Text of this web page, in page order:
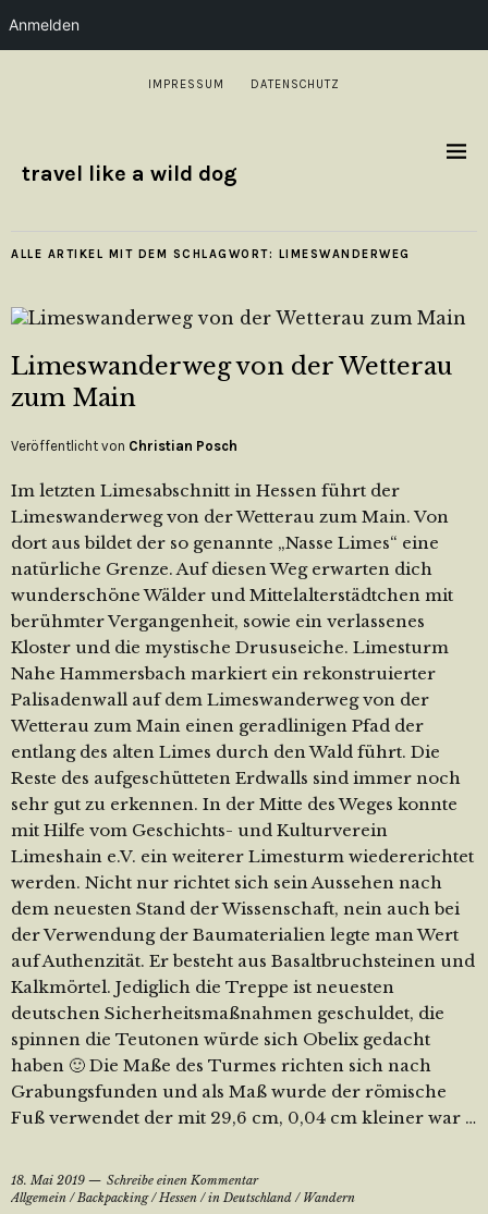
IMPRESSUM DATENSCHUTZ
travel like a wild dog
ALLE ARTIKEL MIT DEM SCHLAGWORT: LIMESWANDERWEG
Limeswanderweg von der Wetterau
zum Main
Veröffentlicht von Christian Posch
Im letzten Limesabschnitt in Hessen führt der
Limeswanderweg von der Wetterau zum Main. Von
dort aus bildet der so genannte „Nasse Limes“ eine
natürliche Grenze. Auf diesen Weg erwarten dich
wunderschöne Wälder und Mittelalterstädtchen mit
berühmter Vergangenheit, sowie ein verlassenes
Kloster und die mystische Drususeiche. Limesturm
Nahe Hammersbach markiert ein rekonstruierter
Palisadenwall auf dem Limeswanderweg von der
Wetterau zum Main einen geradlinigen Pfad der
entlang des alten Limes durch den Wald führt. Die
Reste des aufgeschütteten Erdwalls sind immer noch
sehr gut zu erkennen. In der Mitte des Weges konnte
mit Hilfe vom Geschichts- und Kulturverein
Limeshain e.V. ein weiterer Limesturm wiedererichtet
werden. Nicht nur richtet sich sein Aussehen nach
dem neuesten Stand der Wissenschaft, nein auch bei
der Verwendung der Baumaterialien legte man Wert
auf Authenzität. Er besteht aus Basaltbruchsteinen und
Kalkmörtel. Jediglich die Treppe ist neuesten
deutschen Sicherheitsmaßnahmen geschuldet, die
spinnen die Teutonen würde sich Obelix gedacht
haben 🙂 Die Maße des Turmes richten sich nach
Grabungsfunden und als Maß wurde der römische
Fuß verwendet der mit 29,6 cm, 0,04 cm kleiner war …
18. Mai 2019
Schreibe einen Kommentar
Allgemein /Backpacking/Hessen /in Deutschland / Wandern
Anmelden